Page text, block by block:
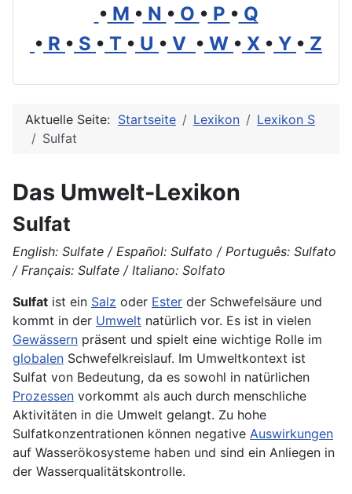
• M • N • O • P • Q
• R • S • T • U • V • W • X • Y • Z
Aktuelle Seite: Startseite Lexikon
Lexikon S
Sulfat
Das Umwelt-Lexikon
Sulfat
English: Sulfate / Español: Sulfato / Português: Sulfato
/ Français: Sulfate / Italiano: Solfato
Sulfat ist ein Salz oder Ester der Schwefelsäure und
kommt in der Umwelt natürlich vor. Es ist in vielen
Gewässern präsent und spielt eine wichtige Rolle im
globalen Schwefelkreislauf. Im Umweltkontext ist
Sulfat von Bedeutung, da es sowohl in natürlichen
Prozessen vorkommt als auch durch menschliche
Aktivitäten in die Umwelt gelangt. Zu hohe
Sulfatkonzentrationen können negative Auswirkungen
auf Wasserökosysteme haben und sind ein Anliegen in
der Wasserqualitätskontrolle.